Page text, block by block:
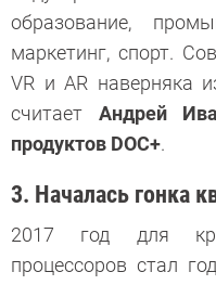
образование,
маркетинг, спорт.
VR и AR наверняка
считает Андрей
продуктов DOC+.
3. Началась гонка
2017 год для
процессоров стал